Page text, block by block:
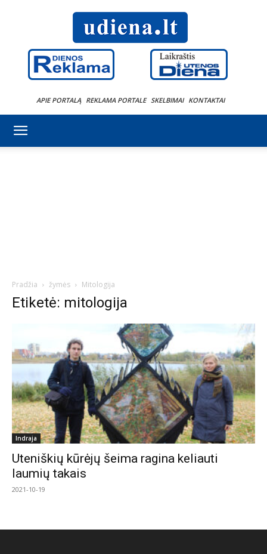
APIE PORTALĄ REKLAMA PORTALE SKELBIMAI KONTAKTAI
Pradžia žymės Mitologija
Etiketė: mitologija
Indraja
Uteniškių kūrėjų šeima ragina keliauti
laumių takais
2021-10-19